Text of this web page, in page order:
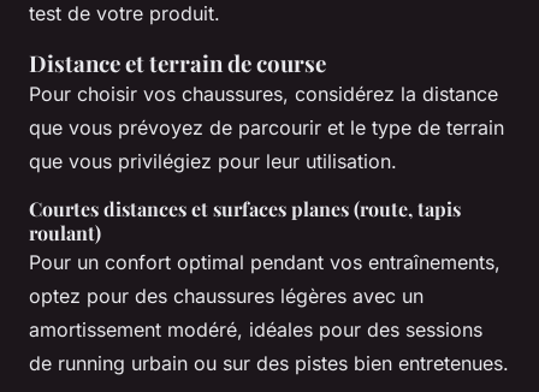
test de votre produit.
Distance et terrain de course
Pour choisir vos chaussures, considérez la distance
que vous prévoyez de parcourir et le type de terrain
que vous privilégiez pour leur utilisation.
Courtes distances et surfaces planes (route, tapis
roulant)
Pour un confort optimal pendant vos entraînements,
optez pour des chaussures légères avec un
amortissement modéré, idéales pour des sessions
de running urbain ou sur des pistes bien entretenues.